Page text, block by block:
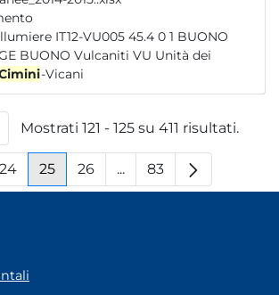
IT12-VU005 45.4 0 1 BUONO
Vulcaniti VU Unità dei
-Vicani
Mostrati 121 - 125 su 411 risultati.
intermedie
Pagina
24 Pagina
25 Pagina
26 ...Pagine intermedie
Pagina
83